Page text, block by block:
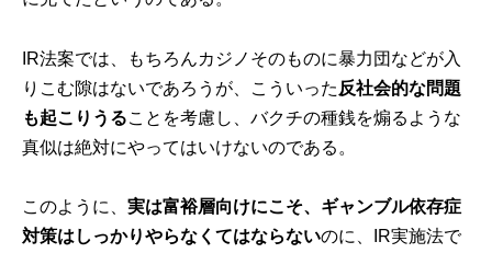
IR法案では、もちろんカジノそのものに暴力団などが入
りこむ隙はないであろうが、こういった 反社会的な問題
も起こりうることを考慮し、バクチの種銭を煽るような
真似は絶対にやってはいけないのである。
このように、実は富裕層向けにこそ、ギャンブル依存症
対策はしっかりやらなくてはならないのに、IR実施法で